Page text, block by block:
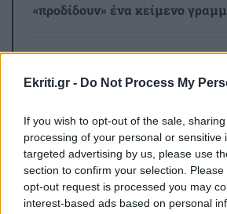
Ekriti.gr - Do Not Process My
If you wish to opt-out of the sale,
processing of your personal or sensitive
targeted advertising by us, please use
section to confirm your selection.
opt-out request is processed you may
interest-based ads based on personal
«προδίδουν» ένα κείμενο
ΟΙΚΟΝΟΜΙΑ
Άνοιξε η πλατφόρμα για
ΚΡΗΤΗ
ΒΟΑΚ: Αυτοψία στα έργα από
Υποδομών
Όλες οι ειδήσεις